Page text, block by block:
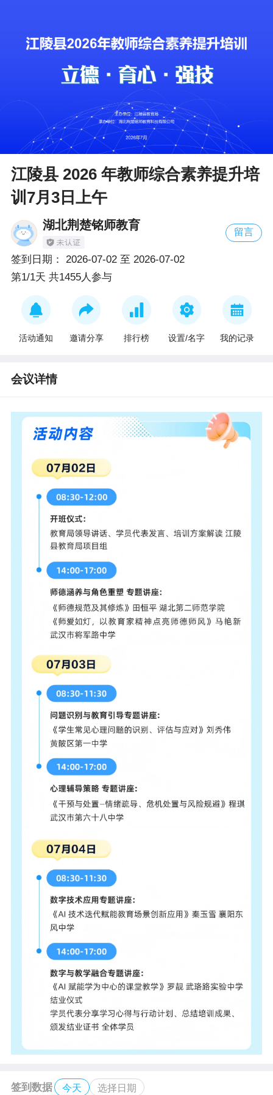
江陵县 2026 年教师综合素养提升培
训7月3日上午
湖北荆楚铭师教育
留言
签到日期： 2026-07-02至 2026-07-02
第1/1天 共1455人参与
活动通知 邀请分享 排行榜 设置/名字 我的记录
会议详情
签到数据 今天 选择日期